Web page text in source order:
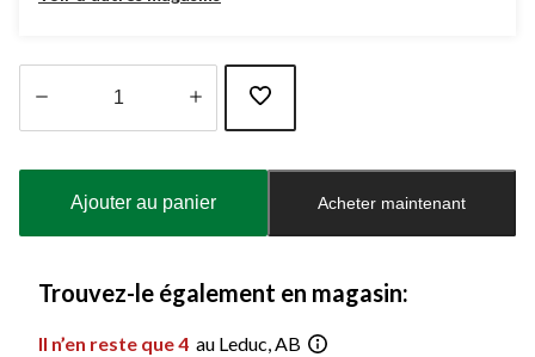
à
Ajouter au panier Acheter maintenant
Trouvez-le également en magasin:
Il n’en reste que 4 au Leduc, AB